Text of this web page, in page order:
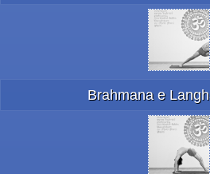
Brahmana e